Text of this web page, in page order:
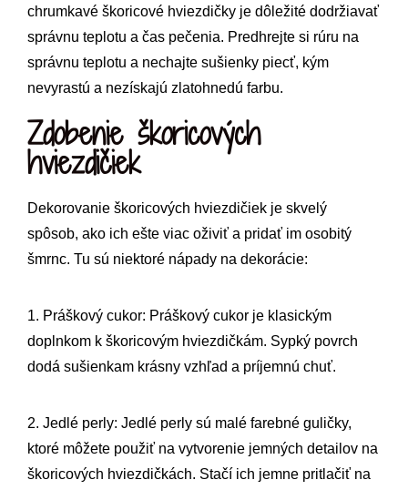
chrumkavé škoricové hviezdičky je dôležité dodržiavať
správnu teplotu a čas pečenia. Predhrejte si rúru na
správnu teplotu a nechajte sušienky piecť, kým
nevyrastú a nezískajú zlatohnedú farbu.
Zdobenie škoricových
hviezdičiek
Dekorovanie škoricových hviezdičiek je skvelý
spôsob, ako ich ešte viac oživiť a pridať im osobitý
šmrnc. Tu sú niektoré nápady na dekorácie:
1. Práškový cukor: Práškový cukor je klasickým
doplnkom k škoricovým hviezdičkám. Sypký povrch
dodá sušienkam krásny vzhľad a príjemnú chuť.
2. Jedlé perly: Jedlé perly sú malé farebné guličky,
ktoré môžete použiť na vytvorenie jemných detailov na
škoricových hviezdičkách. Stačí ich jemne pritlačiť na